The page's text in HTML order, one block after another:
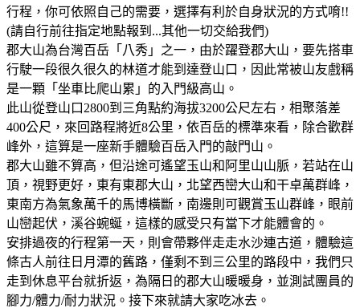
行程，你可依照自己的需要，選擇有利於自身狀況的方式唷!!
(請自行前往指定地點報到...其他一切交給我們)
郡大山為台灣百岳「八秀」之一，由於躍登郡大山，要先搭車
行駛一段很久很久的林道才能到達登山口，因此常被山友戲稱
是一顆「坐車比爬山累」的入門級高山。
此山從登山口2800到三角點約海拔3200公尺左右，相聚落差
400公尺，來回路程將近8公里，依百岳的標準來看，除合歡群
峰外，這算是一座新手體驗百岳入門的敲門山。
郡大山雖不算高，但沿途可遙望玉山和阿里山山脈，若站在山
頂，視野更好，東有東郡大山，北望西巒大山和干卓萬群峰，
東南方為氣象萬千的馬博橫斷，南邊則可觀賞玉山群峰，眼前
山巒起伏，溪谷蜿蜒，這樣的感受只有當下才能體會的。
安排過夜的行程第一天，則會帶夥伴走走水沙連古道，體驗這
條古人前往日月潭的舊路，僅剩不到三公里的路段中，我們只
走到休息平台就折返，為隔日的郡大山暖暖身，並測試團員的
腳力/體力/耐力狀況。接下來就請大家吃冰去。